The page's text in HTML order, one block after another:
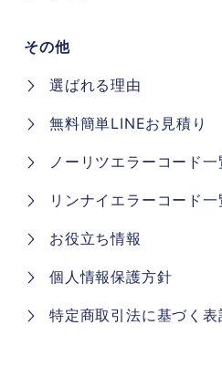
個人情報保護方針
お役立ち情報
リンナイエラーコード一
ノーリツエラーコード一
無料簡単LINEお見積り
選ばれる理由
その他
特定商取引法に基づく表